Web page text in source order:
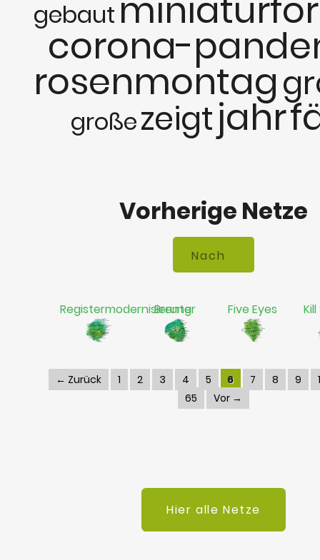
gebaut
corona-
rosenmontag
großezeigtjahr
Vorherige Netze
Registermodernisierung
Brenter Five Eyes
← Zurück 1 2 3 4 5 6 7 8 9
65
Vor →
Hier alle Netze